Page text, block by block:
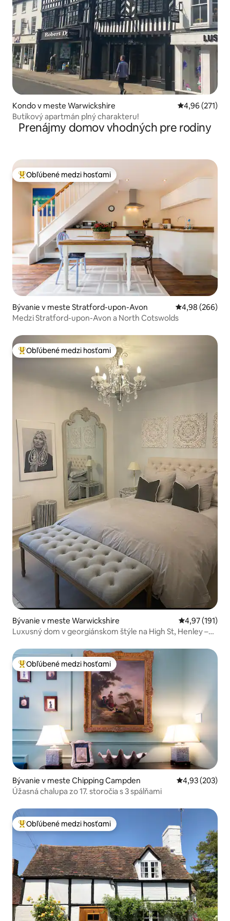
Kondo v meste Warwickshire Priemerné
4,96 (271)
Butikový apartmán plný charakteru!
Prenájmy domov vhodných pre rodiny
Najobľúbenejšie medzi hosťami
Obľúbené medzi hosťami
Bývanie v meste Stratford-upon-Avon Priemerné
4,98 (266)
Medzi Stratford-upon-Avon a North Cotswolds
Najobľúbenejšie medzi hosťami
Obľúbené medzi hosťami
Bývanie v meste Warwickshire Priemerné
4,97 (191)
Luxusný dom v georgiánskom štýle na High St, Henley –
Najobľúbenejšie medzi hosťami
Obľúbené medzi hosťami
Bývanie v meste Chipping Campden Priemerné
4,93 (203)
Úžasná chalupa zo 17. storočia s 3 spálňami
Najobľúbenejšie medzi hosťami
Obľúbené medzi hosťami